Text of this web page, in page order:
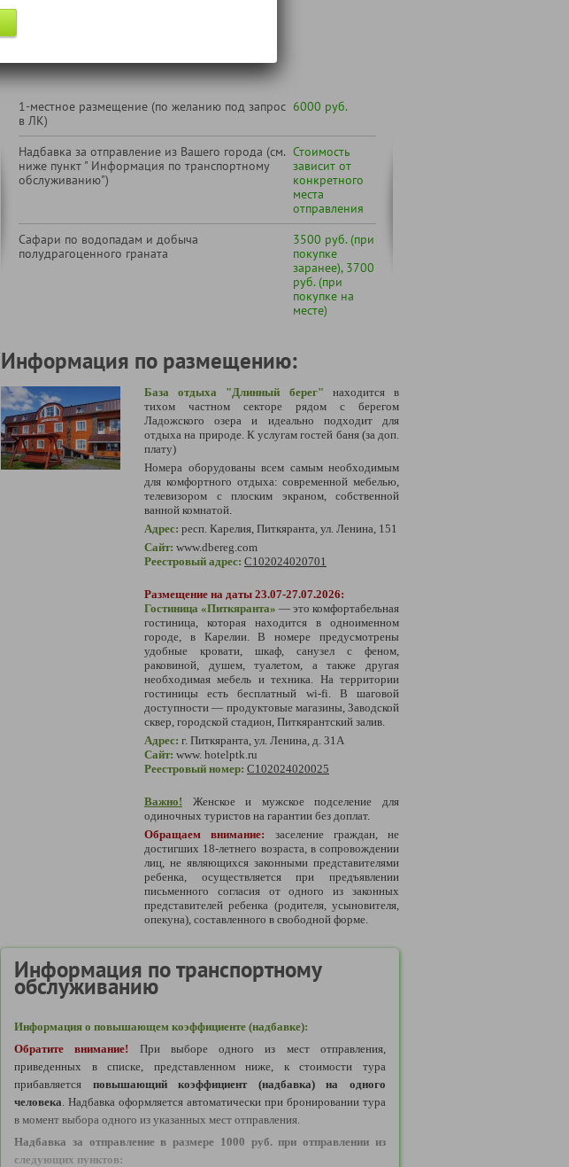
В стоимость тура не входит:
1-местное размещение (по желанию под запрос
в ЛК)
6000 руб.
Надбавка за отправление из Вашего города (см.
ниже пункт " Информация по транспортному
обслуживанию")
Стоимость
зависит от
конкретного
места
отправления
Сафари по водопадам и добыча
полудрагоценного граната
3500 руб. (при
покупке
заранее), 3700
руб. (при
покупке на
месте)
Информация по размещению:
База отдыха "Длинный берег" находится в
тихом частном секторе рядом с берегом
Ладожского озера и идеально подходит для
отдыха на природе. К услугам гостей баня (за доп.
плату)
Номера оборудованы всем самым необходимым
для комфортного отдыха: современной мебелью,
телевизором с плоским экраном, собственной
ванной комнатой.
Адрес: респ. Карелия, Питкяранта, ул. Ленина, 151
Сайт: www.dbereg.com
Реестровый адрес: С102024020701
Размещение на даты 23.07-27.07.2026:
Гостиница «Питкяранта» — это комфортабельная
гостиница, которая находится в одноименном
городе, в Карелии. В номере предусмотрены
удобные кровати, шкаф, санузел с феном,
раковиной, душем, туалетом, а также другая
необходимая мебель и техника. На территории
гостиницы есть бесплатный wi-fi. В шаговой
доступности — продуктовые магазины, Заводской
сквер, городской стадион, Питкярантский залив.
Адрес: г. Питкяранта, ул. Ленина, д. 31А
Сайт: www. hotelptk.ru
Реестровый номер: С102024020025
Важно! Женское и мужское подселение для
одиночных туристов на гарантии без доплат.
Обращаем внимание: заселение граждан, не
достигших 18-летнего возраста, в сопровождении
лиц, не являющихся законными представителями
ребенка, осуществляется при предъявлении
письменного согласия от одного из законных
представителей ребенка (родителя, усыновителя,
опекуна), составленного в свободной форме.
Информация по транспортному
обслуживанию
Информация о повышающем коэффициенте (надбавке):
Обратите внимание!
При выборе одного из мест отправления,
приведенных в списке, представленном ниже, к стоимости тура
прибавляется повышающий коэффициент (надбавка) на одного
человека . Надбавка оформляется автоматически при бронировании тура
в момент выбора одного из указанных мест отправления.
Надбавка за отправление в размере 1000 руб. при отправлении из
следующих пунктов: